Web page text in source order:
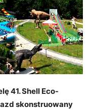
41. Shell Eco-
skonstruowany